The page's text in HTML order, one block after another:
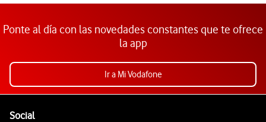
Ponte al día con las novedades constantes que te ofrece
la app
Ir a Mi Vodafone
SocialEnlaces a las redes sociales de Vodafone